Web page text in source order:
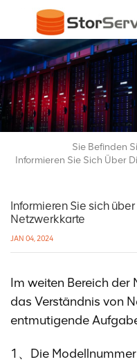
Sie Befinden
Informieren Sie Sich Über
Informieren Sie sich
Netzwerkkarte
JAN 04, 2024
Im weiten Bereich der
das Verständnis von
entmutigende
1、Die Modellnummer